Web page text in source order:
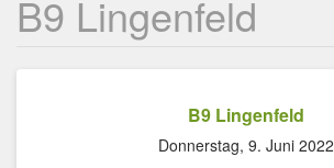
B9 Lingenfeld
B9 Lingenfeld
Donnerstag, 9. Juni 2022